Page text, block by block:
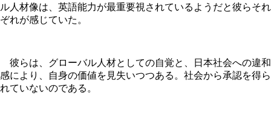
ル人材像は、英語能力が最重要視されているようだと彼らそれ
ぞれが感じていた。
彼らは、グローバル人材としての自覚と、日本社会への違和
感により、自身の価値を見失いつつある。社会から承認を得ら
れていないのである。